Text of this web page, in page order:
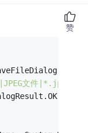
文件|*.jpg"
赞